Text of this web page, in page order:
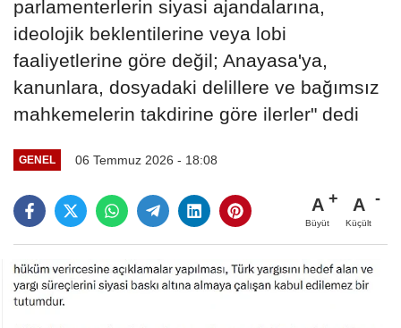
parlamenterlerin siyasi ajandalarına,
ideolojik beklentilerine veya lobi
faaliyetlerine göre değil; Anayasa'ya,
kanunlara, dosyadaki delillere ve bağımsız
mahkemelerin takdirine göre ilerler" dedi
GENEL 06 Temmuz 2026 - 18:08
A
Büyüt
A
Küçült